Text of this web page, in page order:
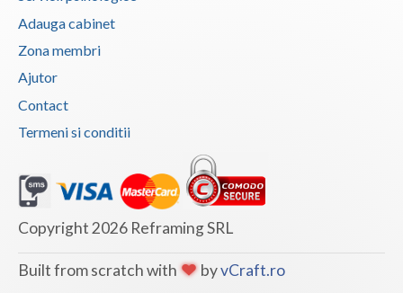
Teleorman
Timis
Tulcea
Valcea
Vrancea
Adauga cabinet
Zona membri
Ajutor
Contact
Termeni si conditii
Copyright 2026 Reframing SRL
Built from scratch with byvCraft.ro